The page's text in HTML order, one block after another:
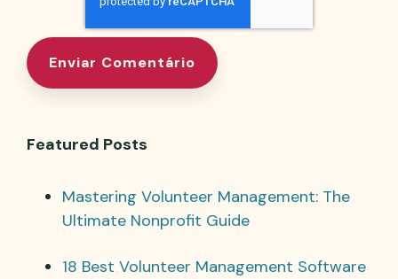
Featured Posts
Mastering Volunteer Management: The
Ultimate Nonprofit Guide
18 Best Volunteer Management Software